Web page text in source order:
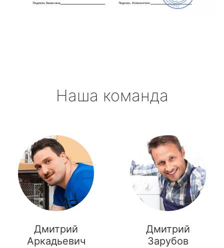
Наша команда
Дмитрий
Аркадьевич
Дмитрий
Зарубов